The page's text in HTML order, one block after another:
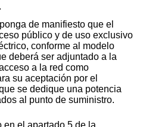
de manifiesto que el
público y de uso exclusivo
conforme al modelo
deberá ser adjuntado a la
a la red como
su aceptación por el
se dedique una potencia
al punto de suministro.
en el apartado 5 de la